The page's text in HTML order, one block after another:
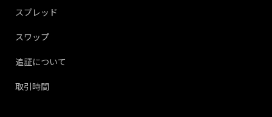
スプレッド
スワップ
追証について
取引時間